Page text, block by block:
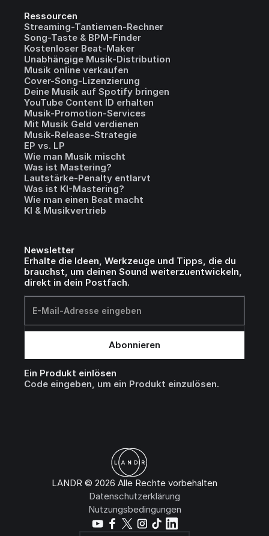
Ressourcen
Streaming-Tantiemen-Rechner
Song-Taste & BPM-Finder
Kostenloser Beat-Maker
Unabhängige Musik-Distribution
Musik online verkaufen
Cover-Song-Lizenzierung
Deine Musik auf Spotify bringen
YouTube Content ID erhalten
Musik-Promotion-Services
Mit Musik Geld verdienen
Musik-Release-Strategie
EP vs. LP
Wie man Musik mischt
Was ist Mastering?
Lautstärke-Penalty entlarvt
Was ist KI-Mastering?
Wie man einen Beat macht
KI & Musikvertrieb
Newsletter
Erhalte die Ideen, Werkzeuge und Tipps, die du
brauchst, um deinen Sound weiterzuentwickeln,
direkt in dein Postfach.
Ein Produkt einlösen
Code eingeben, um ein Produkt einzulösen.
LANDR © 2026 Alle Rechte vorbehalten
Datenschutzerklärung
Nutzungsbedingungen